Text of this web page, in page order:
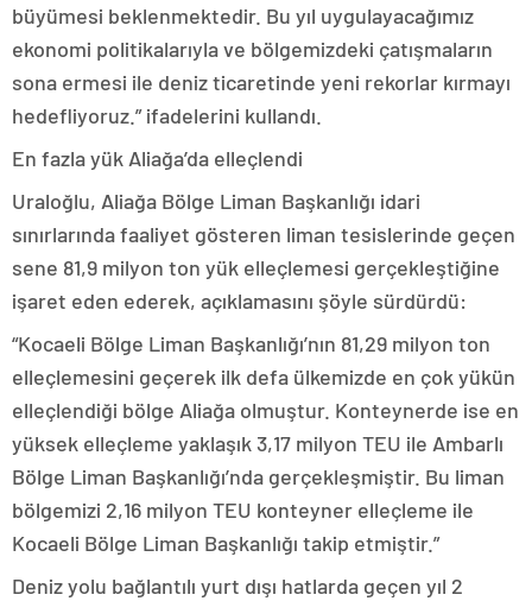
büyümesi beklenmektedir. Bu yıl uygulayacağımız
ekonomi politikalarıyla ve bölgemizdeki çatışmaların
sona ermesi ile deniz ticaretinde yeni rekorlar kırmayı
hedefliyoruz.” ifadelerini kullandı.
En fazla yük Aliağa’da elleçlendi
Uraloğlu, Aliağa Bölge Liman Başkanlığı idari
sınırlarında faaliyet gösteren liman tesislerinde geçen
sene 81,9 milyon ton yük elleçlemesi gerçekleştiğine
işaret eden ederek, açıklamasını şöyle sürdürdü:
“Kocaeli Bölge Liman Başkanlığı’nın 81,29 milyon ton
elleçlemesini geçerek ilk defa ülkemizde en çok yükün
elleçlendiği bölge Aliağa olmuştur. Konteynerde ise en
yüksek elleçleme yaklaşık 3,17 milyon TEU ile Ambarlı
Bölge Liman Başkanlığı’nda gerçekleşmiştir. Bu liman
bölgemizi 2,16 milyon TEU konteyner elleçleme ile
Kocaeli Bölge Liman Başkanlığı takip etmiştir.”
Deniz yolu bağlantılı yurt dışı hatlarda geçen yıl 2